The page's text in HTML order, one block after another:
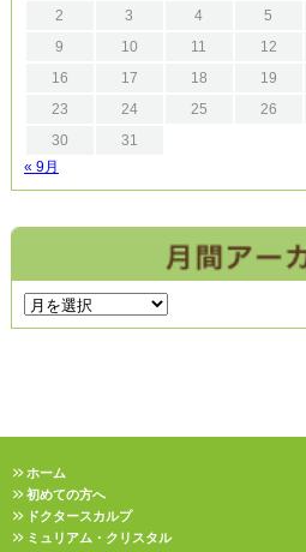
2
3 4 5
9
10 11 12
16
17 18 19
23
24 25 26
30
31
« 9月
ホーム
初めての方へ
ドクタースカルプ
ミュリアム・クリスタル